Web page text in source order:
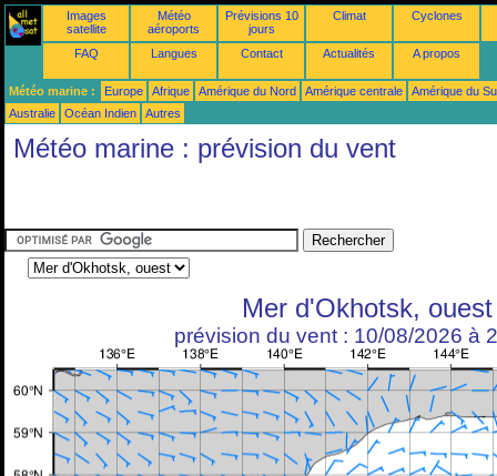
Images
satellite
Météo
aéroports
Prévisions 10
jours
Climat Cyclones
FAQ Langues Contact Actualités A propos
Météo marine : Europe Afrique Amérique du Nord Amérique centrale
Amérique du
Australie
Océan Indien Autres
Météo marine : prévision du vent
Mer d'Okhotsk, ouest
prévision du vent : 10/08/2026 à